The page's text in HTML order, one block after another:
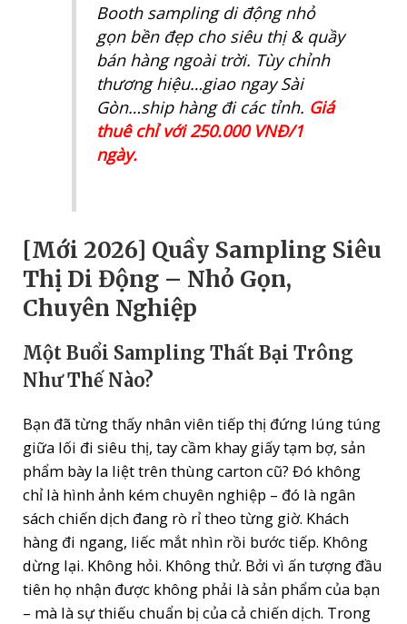
Booth sampling di động nhỏ
gọn bền đẹp cho siêu thị & quầy
bán hàng ngoài trời. Tùy chỉnh
thương hiệu…giao ngay Sài
Gòn…ship hàng đi các tỉnh. Giá
thuê chỉ với 250.000 VNĐ/1
ngày.
[Mới 2026] Quầy Sampling Siêu
Thị Di Động – Nhỏ Gọn,
Chuyên Nghiệp
Một Buổi Sampling Thất Bại Trông
Như Thế Nào?
Bạn đã từng thấy nhân viên tiếp thị đứng lúng túng
giữa lối đi siêu thị, tay cầm khay giấy tạm bợ, sản
phẩm bày la liệt trên thùng carton cũ? Đó không
chỉ là hình ảnh kém chuyên nghiệp – đó là ngân
sách chiến dịch đang rò rỉ theo từng giờ. Khách
hàng đi ngang, liếc mắt nhìn rồi bước tiếp. Không
dừng lại. Không hỏi. Không thử. Bởi vì ấn tượng đầu
tiên họ nhận được không phải là sản phẩm của bạn
– mà là sự thiếu chuẩn bị của cả chiến dịch. Trong